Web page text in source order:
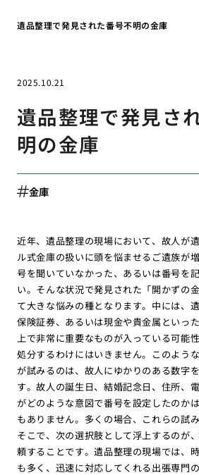
遺品整理で発見された番号不明の金庫
2025.10.21
遺品整理で発見さ
明の金庫
金庫
近年、遺品整理の現場において、故人が
ル式金庫の扱いに頭を悩ませるご遺族が
号を聞いていなかった、あるいは番号を
い。そんな状況で発見された「開かずの
て大きな悩みの種となります。中には、
保険証券、あるいは現金や貴金属といっ
上で非常に重要なものが入っている可能
処分するわけにはいきません。このよう
が試みるのは、故人にゆかりのある数字
す。故人の誕生日、結婚記念日、住所、
がどのような意図で番号を設定したのか
もありません。多くの場合、これらの試
そこで、次の選択肢として浮上するのが
頼することです。遺品整理の現場では、
も多く、迅速に対応してくれる出張専門